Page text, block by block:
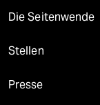
Die Seitenwende
Stellen
Presse